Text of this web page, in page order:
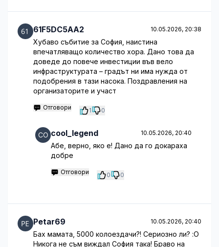
61F5DC5AA2 10.05.2026, 20:38
Хубаво събитие за София, наистина
впечатляващо количество хора. Дано това да
доведе до повече инвестиции във вело
инфраструктурата – градът ни има нужда от
подобрения в тази насока. Поздравления на
организаторите и участ
Отговори 1 0
cool_legend 10.05.2026, 20:40
Абе, верно, яко е! Дано да го докараха
добре
Отговори 0 0
Petar69 10.05.2026, 20:40
Бах мамата, 5000 колоездачи?! Сериозно ли? :O
Никога не съм виждал София така! Браво на